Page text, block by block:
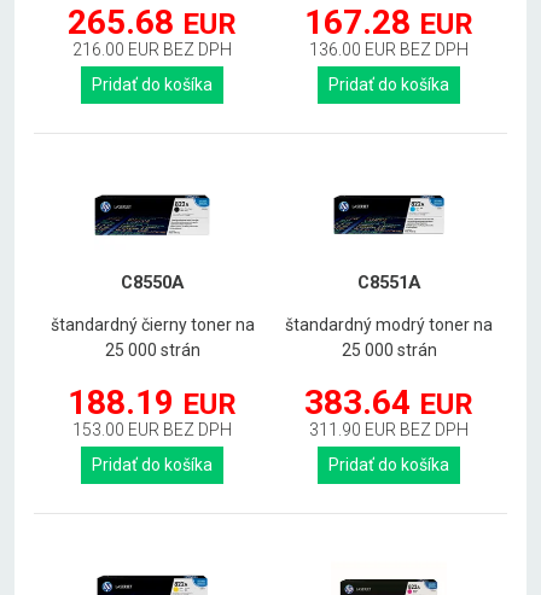
265.68 EUR
216.00 EUR BEZ DPH
Pridať do košíka
167.28 EUR
136.00 EUR BEZ DPH
Pridať do košíka
C8550A
štandardný čierny toner na
25 000 strán
188.19 EUR
153.00 EUR BEZ DPH
Pridať do košíka
C8551A
štandardný modrý toner na
25 000 strán
383.64 EUR
311.90 EUR BEZ DPH
Pridať do košíka